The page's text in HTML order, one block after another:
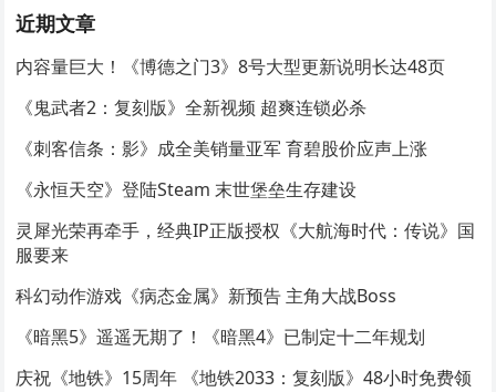
近期文章
内容量巨大！《博德之门3》8号大型更新说明长达48页
《鬼武者2：复刻版》全新视频 超爽连锁必杀
《刺客信条：影》成全美销量亚军 育碧股价应声上涨
《永恒天空》登陆Steam 末世堡垒生存建设
灵犀光荣再牵手，经典IP正版授权《大航海时代：传说》国
服要来
科幻动作游戏《病态金属》新预告 主角大战Boss
《暗黑5》遥遥无期了！《暗黑4》已制定十二年规划
庆祝《地铁》15周年 《地铁2033：复刻版》48小时免费领